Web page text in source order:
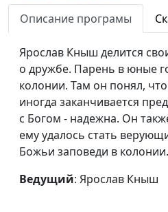
Что делать, если мечта
Доверие Богу
Рискнуть ли ради
ближнего?
Почему я бросил
спорт
Когда теряешь
Описание програмы
Ярослав Кныш делится
о дружбе. Парень в юные
колонии. Там он понял,
иногда заканчивается
с Богом - надежна. Он
ему удалось стать
Божьи заповеди в колонии.
Ведущий: Ярослав Кныш